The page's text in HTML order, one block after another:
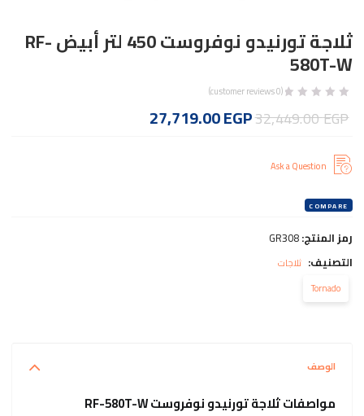
ثلاجة تورنيدو نوفروست 450 لتر أبيض RF-
580T-W
(
0
customer reviews)
32,449.00EGP
السعر27,719.00EGP
Ask a Question
COMPARE
رمز المنتج:GR308
التصنيف: ثلاجات
Tornado
الوصف
مواصفات ثلاجة تورنيدو نوفروست RF-580T-W